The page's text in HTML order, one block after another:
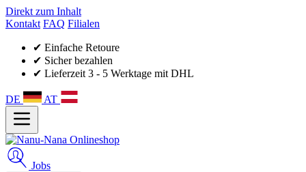
Direkt zum Inhalt
Kontakt FAQ Filialen
✔ Einfache Retoure
✔ Sicher bezahlen
✔ Lieferzeit 3 - 5 Werktage mit DHL
DE AT
Jobs